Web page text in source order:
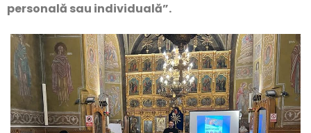
personală sau individuală”.